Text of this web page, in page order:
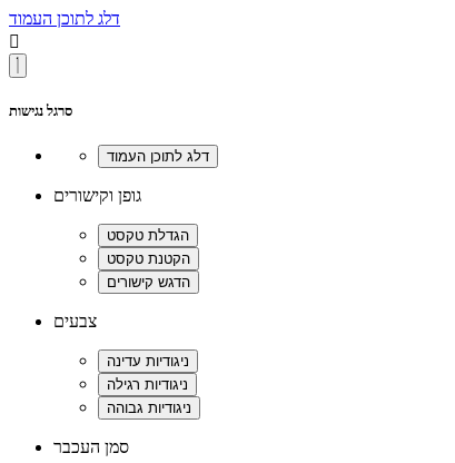
דלג לתוכן העמוד

סרגל נגישות
גופן וקישורים
צבעים
סמן העכבר